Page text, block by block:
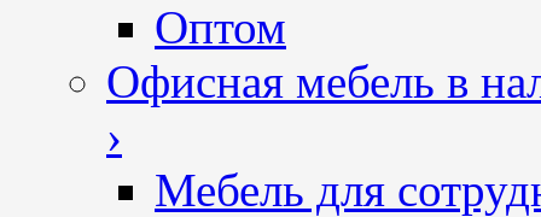
Оптом
Офисная мебель в
›
Мебель для